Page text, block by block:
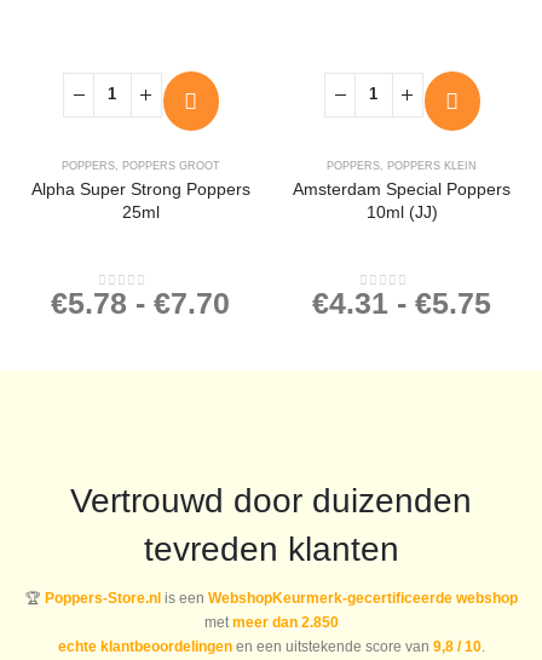
POPPERS, POPPERS GROOT
Alpha Super Strong Poppers
25ml
0out of 5
€5.78 - €7.70
POPPERS POPPERS KLEIN
Amsterdam Special Poppers
10ml (JJ)
0out of 5
€4.31 - €5.75
Vertrouwd door duizenden
tevreden klanten
🏆 Poppers-Store.nlis een WebshopKeurmerk-gecertificeerde webshop
met meer dan 2.850
echte klantbeoordelingenen een uitstekende score van 9,8 / 10.